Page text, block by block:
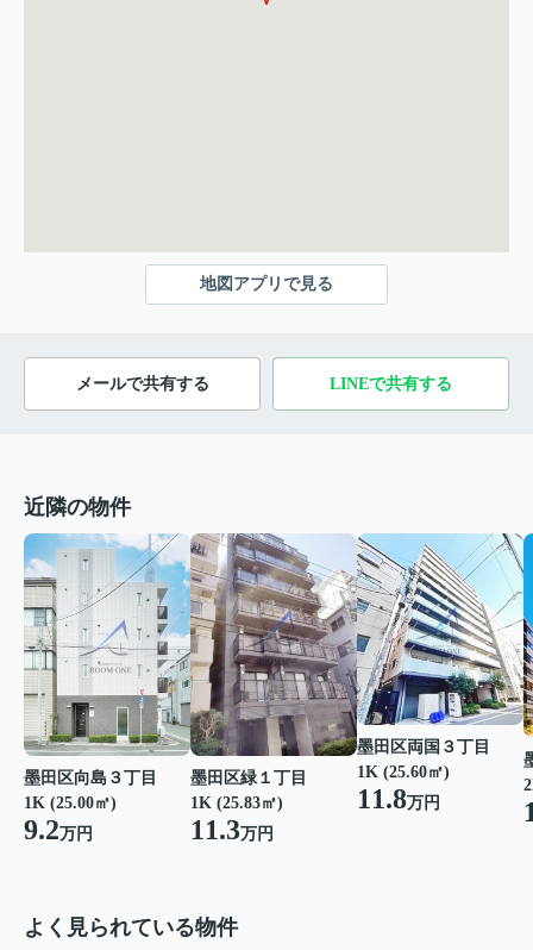
地図アプリで見る
メールで共有する LINEで共有する
近隣の物件
墨田区向島３丁目
1K (25.00㎡)
9.2万円
墨田区緑１丁目
1K (25.83㎡)
11.3万円
墨田区両国３丁目
1K (25.60㎡)
11.8万円
よく見られている物件